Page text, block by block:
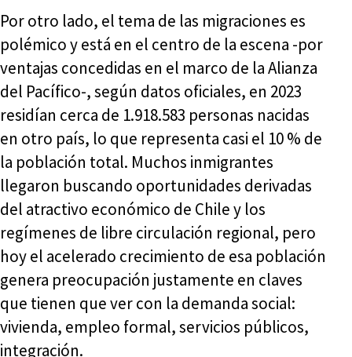
Por otro lado, el tema de las migraciones es
polémico y está en el centro de la escena -por
ventajas concedidas en el marco de la Alianza
del Pacífico-, según datos oficiales, en 2023
residían cerca de 1.918.583 personas nacidas
en otro país, lo que representa casi el 10 % de
la población total. Muchos inmigrantes
llegaron buscando oportunidades derivadas
del atractivo económico de Chile y los
regímenes de libre circulación regional, pero
hoy el acelerado crecimiento de esa población
genera preocupación justamente en claves
que tienen que ver con la demanda social:
vivienda, empleo formal, servicios públicos,
integración.